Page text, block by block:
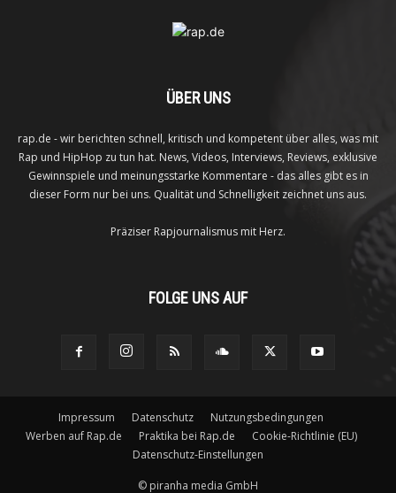
ÜBER UNS
rap.de - wir berichten schnell, kritisch und kompetent über alles, was mit
Rap und HipHop zu tun hat. News, Videos, Interviews, Reviews, exklusive
Gewinnspiele und meinungsstarke Kommentare - das alles gibt es in
dieser Form nur bei uns. Qualität und Schnelligkeit zeichnet uns aus.
Präziser Rapjournalismus mit Herz.
FOLGE UNS AUF
Impressum Datenschutz
Nutzungsbedingungen
Werben auf Rap.de
Praktika bei Rap.de
Cookie-Richtlinie (EU)
Datenschutz-Einstellungen
© piranha media GmbH